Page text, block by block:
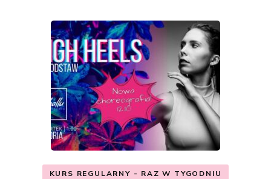
KURS REGULARNY - RAZ W TYGODNIU